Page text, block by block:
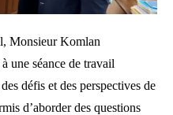
Monsieur Komlan
une séance de travail
défis et des perspectives de
d’aborder des questions